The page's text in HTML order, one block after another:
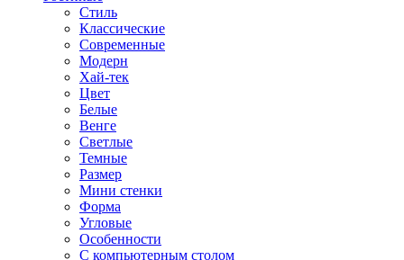
Стиль
Классические
Современные
Модерн
Хай-тек
Цвет
Белые
Венге
Светлые
Темные
Размер
Мини стенки
Форма
Угловые
Особенности
С компьютерным столом